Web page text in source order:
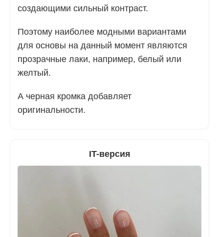
создающими сильный контраст.
Поэтому наиболее модными вариантами
для основы на данный момент являются
прозрачные лаки, например, белый или
желтый.
А черная кромка добавляет
оригинальности.
IT-версия